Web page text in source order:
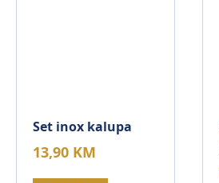
Set inox kalupa
13,90 KM